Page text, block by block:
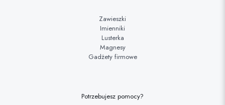
Zawieszki
Imienniki
Lusterka
Magnesy
Gadżety firmowe
Potrzebujesz pomocy?